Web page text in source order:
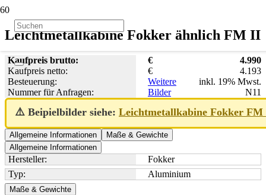
Leichtmetallkabine Fokker ähnlich FM II
Kaufpreis brutto: 4.990
€
Kaufpreis netto:
4.193
€
Besteuerung:
inkl. 19% Mwst.
Nummer für Anfragen:
N11
Weitere
Bilder
⚠️ Beipielbilder siehe: Leichtmetallkabine Fokker
Allgemeine Informationen
Maße & Gewichte
Allgemeine Informationen
Hersteller:
Fokker
Typ:
Aluminium
Maße & Gewichte